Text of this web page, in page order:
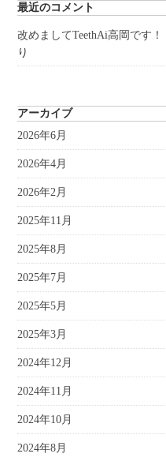
最近のコメント
改めましてTeethAi高岡です！
り
アーカイブ
2026年6月
2026年4月
2026年2月
2025年11月
2025年8月
2025年7月
2025年5月
2025年3月
2024年12月
2024年11月
2024年10月
2024年8月